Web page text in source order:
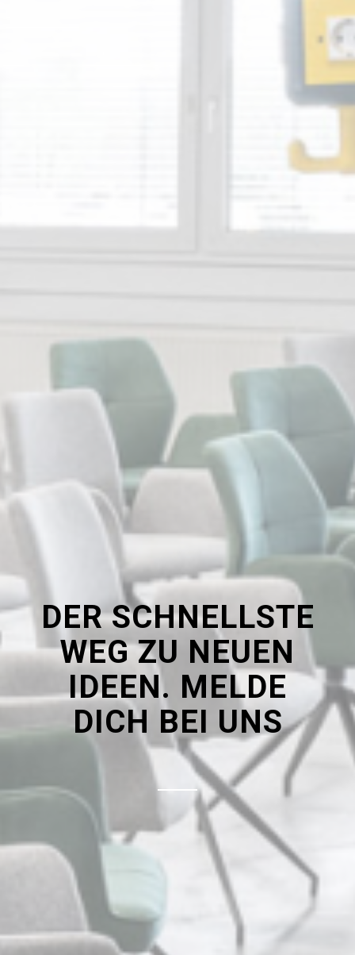
DER SCHNELLSTE
WEG ZU NEUEN
IDEEN. MELDE
DICH BEI UNS